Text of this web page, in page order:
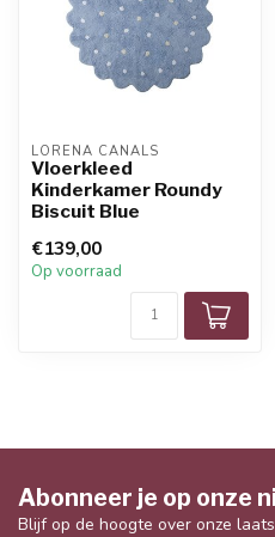
LORENA CANALS
Vloerkleed
Kinderkamer Roundy
Biscuit Blue
€139,00
Op voorraad
Abonneer je op onze
Blijf op de hoogte over onze